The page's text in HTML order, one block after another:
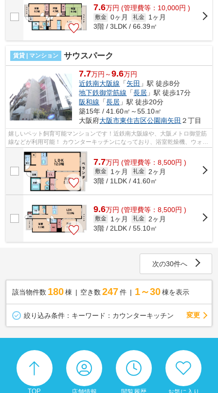
7.6万円 (管理費等：10,000円 )
敷金 0ヶ月 礼金
1ヶ月
3階 / 3LDK / 66.39㎡
賃貸 | マンション サウスパーク
7.7万円～9.6万円
近鉄南大阪線 「矢田 」駅 徒歩8分
地下鉄御堂筋線 「長居 」駅 徒歩17分
阪和線 「長居 」駅 徒歩20分
築15年 / 41.60㎡～55.10㎡
大阪府大阪市東住吉区公園南矢田 ２丁目
嬉しいペット飼育可能マンションです！近鉄南大阪線や、大阪メトロ御堂筋
線などが利用可能！ カウンターキッチンになっており、浴室乾燥機、ウォシ
ュレットなど！駐車場もあります！ ...
7.7万円 (管理費等：8,500円 )
敷金 1ヶ月 礼金
2ヶ月
3階 / 1LDK / 41.60㎡
9.6万円 (管理費等：8,500円 )
敷金 1ヶ月 礼金
2ヶ月
3階 / 2LDK / 55.10㎡
次の30件へ
該当物件数 180棟 空き数 247 件 1～30 棟を表示
絞り込み条件： キーワード：カウンターキッチン 変更
TOP